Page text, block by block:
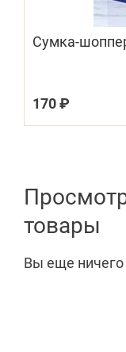
Сумка-
170 ₽
товары
Вы еще